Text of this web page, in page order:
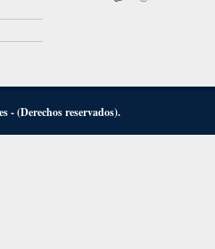
- (Derechos reservados).